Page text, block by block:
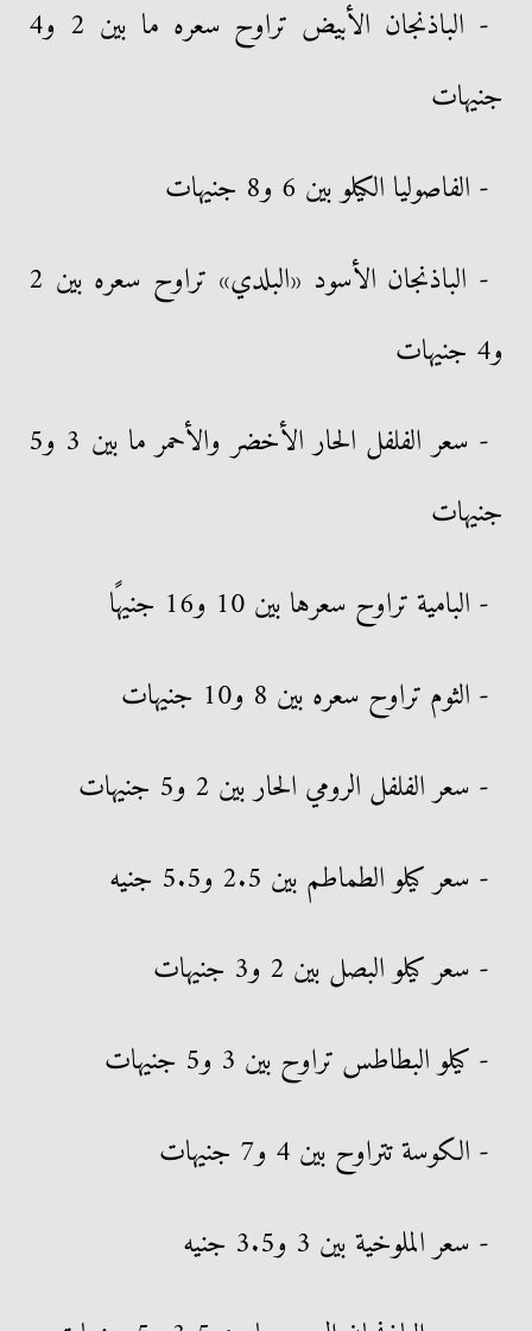
- الباذنجان الأبيض تراوح سعره ما بين 2 و4
جنيهات
- الفاصوليا الكيلو بين 6 و8 جنيهات
- الباذنجان الأسود «البلدي» تراوح سعره بين 2
و4 جنيهات
- سعر الفلفل الحار الأخضر والأحمر ما بين 3 و5
جنيهات
- البامية تراوح سعرها بين 10 و16 جنيهًا
- الثوم تراوح سعره بين 8 و10 جنيهات
- سعر الفلفل الرومي الحار بين 2 و5 جنيهات
- سعر كيلو الطماطم بين 2.5 و5.5 جنيه
- سعر كيلو البصل بين 2 و3 جنيهات
- كيلو البطاطس تراوح بين 3 و5 جنيهات
- الكوسة تتراوح بين 4 و7 جنيهات
- سعر الملوخية بين 3 و3.5 جنيه